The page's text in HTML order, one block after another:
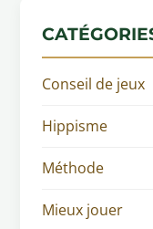
Conseil de jeux
Hippisme
Méthode
Mieux jouer